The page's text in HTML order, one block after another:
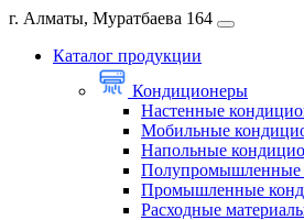
г. Алматы, Муратбаева 164
Каталог продукции
Кондиционеры
Настенные
Мобильные
Напольные
Полупромышленные
Промышленные
Расходные